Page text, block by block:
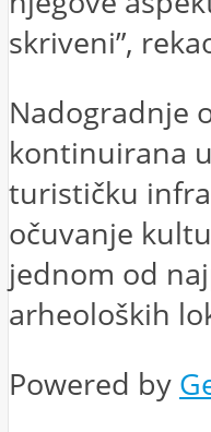
skriveni”,
Nadogradnje
kontinuirana
turističku
očuvanje
jednom od
arheoloških
Powered by